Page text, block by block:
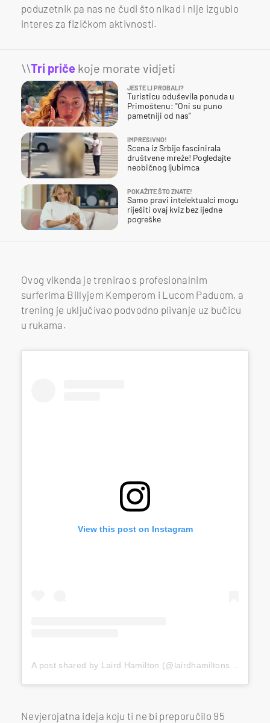
poduzetnik pa nas ne čudi što nikad i nije izgubio
interes za fizičkom aktivnosti.
\\Tri priče koje morate vidjeti
JESTE LI PROBALI?
Turisticu oduševila ponuda u
Primoštenu: "Oni su puno
pametniji od nas"
IMPRESIVNO!
Scena iz Srbije fascinirala
društvene mreže! Pogledajte
neobičnog ljubimca
POKAŽITE ŠTO ZNATE!
Samo pravi intelektualci mogu
riješiti ovaj kviz bez ijedne
pogreške
Ovog vikenda je trenirao s profesionalnim
surferima Billyjem Kemperom i Lucom Paduom, a
trening je uključivao podvodno plivanje uz bučicu
u rukama.
View this post on Instagram
Nevjerojatna ideja koju ti ne bi preporučilo 95